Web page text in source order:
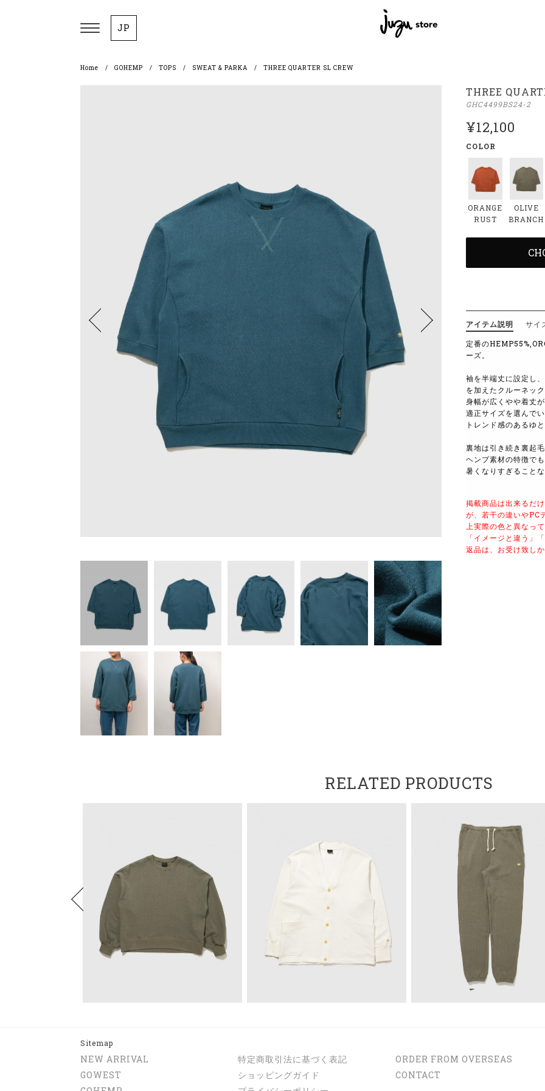
JP
Home GOHEMP TOPS SWEAT & PARKA THREE QUARTER SL CREW
THREE
GHC4499BS24-2
¥12,100
COLOR
ORANGE
RUST
OLIVE
BRANCH
アイテム説明 サイ
定番の
ーズ。
袖を半端丈に設定し
を加えたクルーネック
身幅が広くやや着丈
適正サイズを選んでい
トレンド感のあるゆ
裏地は引き続き裏起
ヘンプ素材の特徴で
暑くなりすぎること
掲載商品は出来るだ
が、若干の違いやPC
上実際の色と異なっ
「イメージと違う」
返品は、お受け致し
RELATED PRODUCTS
Sitemap
NEW ARRIVAL
GOWEST
特定商取引法に基づく表記
ショッピングガイド
ORDER FROM OVERSEAS
CONTACT